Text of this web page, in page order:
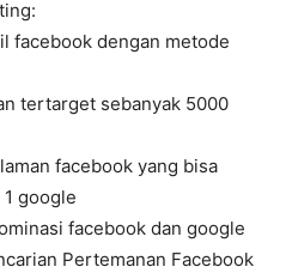
facebook dengan metode
tertarget sebanyak 5000
facebook yang bisa
google
facebook dan google
Pertemanan Facebook